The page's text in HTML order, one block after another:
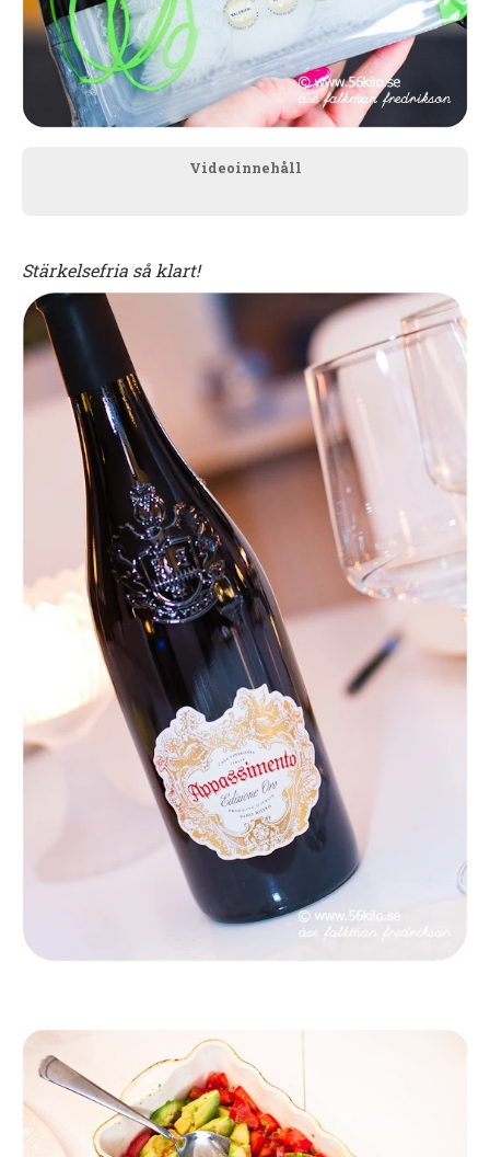
Videoinnehåll
Stärkelsefria så klart!